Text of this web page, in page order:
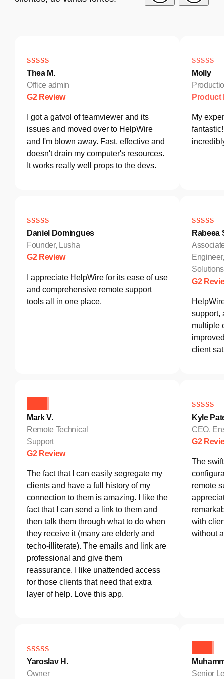
Thea M.
Office admin
G2 Review
I got a gatvol of teamviewer and its
issues and moved over to HelpWire
and I'm blown away. Fast, effective and
doesn't drain my computer's resources.
It works really well props to the devs.
Molly
Product
My
Daniel Domingues
Founder, Lusha
G2 Review
I appreciate HelpWire for its ease of use
and comprehensive remote support
tools all in one place.
Rabeea
G2
support,
multiple
client
Mark V.
Remote Technical
Support
G2 Review
The fact that I can easily segregate my
clients and have a full history of my
connection to them is amazing. I like the
fact that I can send a link to them and
then talk them through what to do when
they receive it (many are elderly and
techo-illiterate). The emails and link are
professional and give them
reassurance. I like unattended access
for those clients that need that extra
layer of help. Love this app.
Kyle
CEO,
G2
The
remote
with
without
Yaroslav H.
Owner
Senior